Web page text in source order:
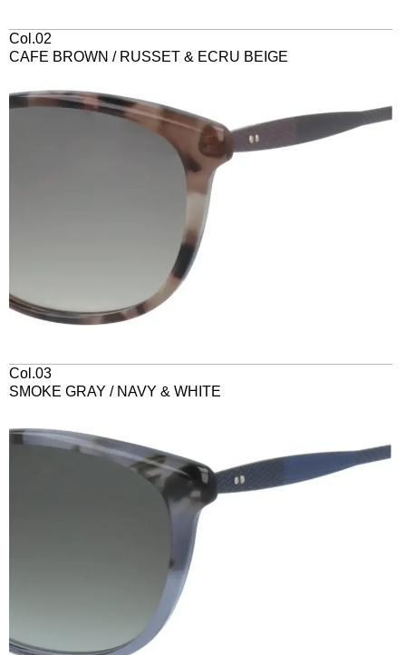
Col.02
CAFE BROWN / RUSSET & ECRU BEIGE
Col.03
SMOKE GRAY / NAVY & WHITE